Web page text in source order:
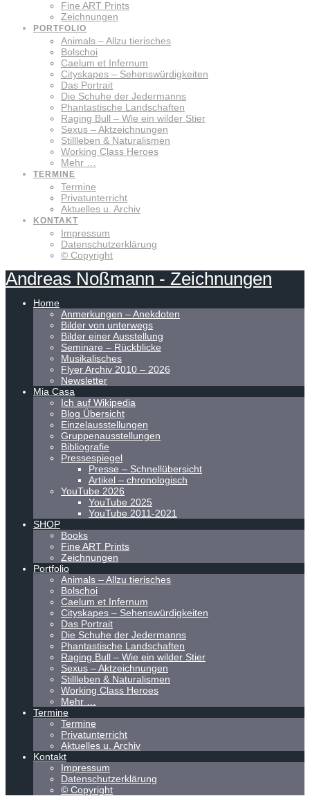
Fine ART Prints
Zeichnungen
PORTFOLIO
Animals – Allzu tierisches
Bolschoi
Caelum et Infernum
Cityskapes – Sehenswürdigkeiten
Das Portrait
Die Schuhe der Jedermanns
Phantastische Landschaften
Raging Bull – Wie ein wilder Stier
Sexus – Aktzeichnungen
Stillleben & Naturalismen
Working Class Heroes
Mehr …
TERMINE
Termine
Privatunterricht
Aktuelles u. Archiv
KONTAKT
Impressum
Datenschutzerklärung
© Copyright
Andreas Noßmann - Zeichnungen
Home
Anmerkungen – Anekdoten
Bilder von unterwegs
Bilder einer Ausstellung
Seminare – Rückblicke
Musikalisches
Flyer Archiv 2010 – 2026
Newsletter
Mia Casa
Ich auf Wikipedia
Blog Übersicht
Einzelausstellungen
Gruppenausstellungen
Bibliografie
Pressespiegel
Presse – Schnellübersicht
Artikel – chronologisch
YouTube 2026
YouTube 2025
YouTube 2011-2021
SHOP
Books
Fine ART Prints
Zeichnungen
Portfolio
Animals – Allzu tierisches
Bolschoi
Caelum et Infernum
Cityskapes – Sehenswürdigkeiten
Das Portrait
Die Schuhe der Jedermanns
Phantastische Landschaften
Raging Bull – Wie ein wilder Stier
Sexus – Aktzeichnungen
Stillleben & Naturalismen
Working Class Heroes
Mehr …
Termine
Termine
Privatunterricht
Aktuelles u. Archiv
Kontakt
Impressum
Datenschutzerklärung
© Copyright